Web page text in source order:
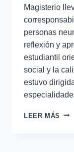
Magisterio
personas
reflexión y
estudiantil
social y la
estuvo
LEER MÁS